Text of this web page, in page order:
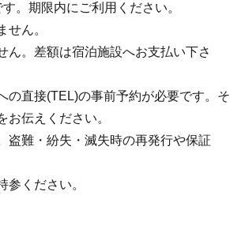
。期限内にご利用ください。
ん。
。差額は宿泊施設へお支払い下さ
直接(TEL)の事前予約が必要です。そ
伝えください。
難・紛失・滅失時の再発行や保証
ください。